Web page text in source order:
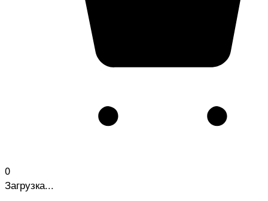
0
Загрузка...